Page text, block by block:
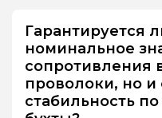
Гарантируется
номинальное
сопротивления
проволоки, но и
стабильность